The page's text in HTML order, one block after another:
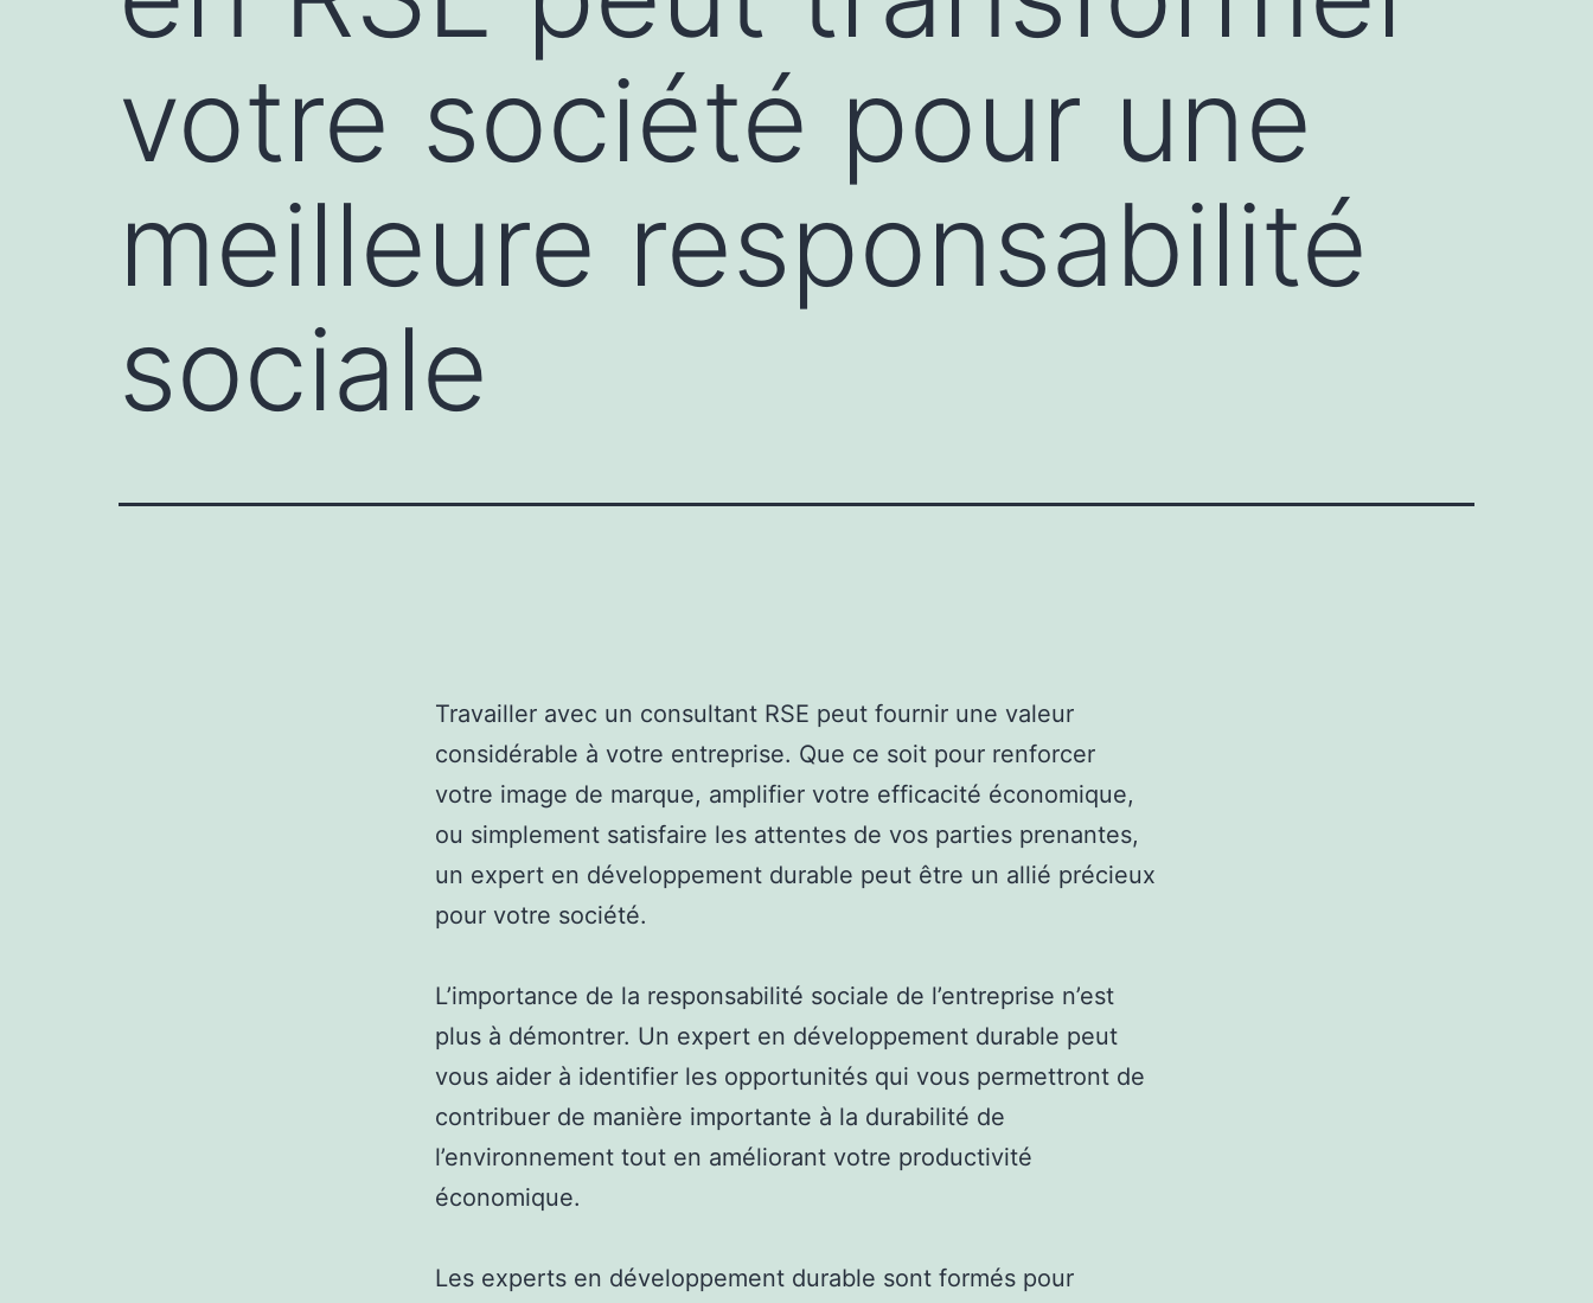
votre société pour une
meilleure responsabilité
sociale
Travailler avec un consultant RSE peut fournir une valeur
considérable à votre entreprise. Que ce soit pour renforcer
votre image de marque, amplifier votre efficacité économique,
ou simplement satisfaire les attentes de vos parties prenantes,
un expert en développement durable peut être un allié précieux
pour votre société.
L’importance de la responsabilité sociale de l’entreprise n’est
plus à démontrer. Un expert en développement durable peut
vous aider à identifier les opportunités qui vous permettront de
contribuer de manière importante à la durabilité de
l’environnement tout en améliorant votre productivité
économique.
Les experts en développement durable sont formés pour